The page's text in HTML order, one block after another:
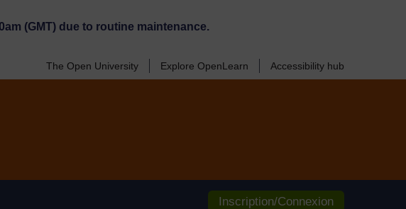
(GMT) due to routine maintenance.
The Open University Explore OpenLearn Accessibility hub
Inscription/Connexion